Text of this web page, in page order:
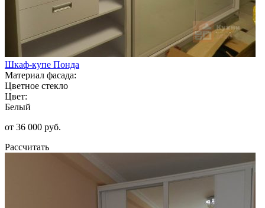
Шкаф-купе Понда
Материал фасада:
Цветное стекло
Цвет:
Белый
от 36 000 руб.
Рассчитать